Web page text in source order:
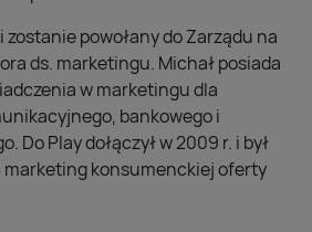
zostanie powołany do Zarządu na
ds. marketingu. Michał posiada
w marketingu dla
bankowego i
Do Play dołączył w 2009 r. i był
marketing konsumenckiej oferty